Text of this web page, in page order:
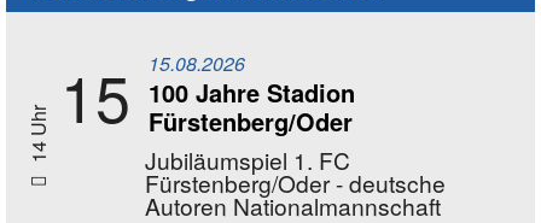
14 Uhr 15 15.08.2026
100 Jahre Stadion
Fürstenberg/Oder
Jubiläumspiel 1. FC
Fürstenberg/Oder - deutsche
Autoren Nationalmannschaft